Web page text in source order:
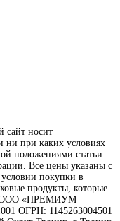
сайт носит
ни при каких условиях
положениями статьи
Все цены указаны с
покупки в
продукты, которые
ООО «ПРЕМИУМ
ОГРН: 1145263004501